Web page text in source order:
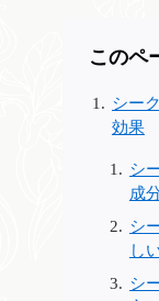
このペ
シー
効果
シ
成
シ
し
シ